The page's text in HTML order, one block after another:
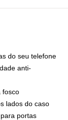
do seu telefone
anti-
fosco
lados do caso
portas